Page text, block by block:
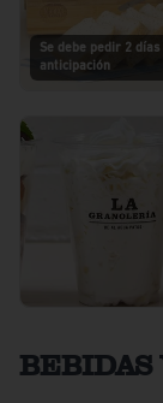
Se debe pedir 2 días
anticipación
BEBIDAS